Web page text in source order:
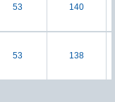
53 140
53 138